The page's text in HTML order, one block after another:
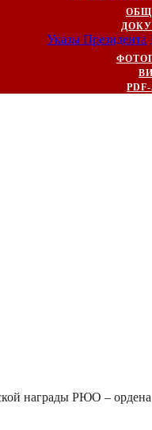
Указы Президента
награды РЮО –